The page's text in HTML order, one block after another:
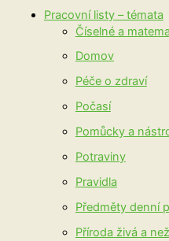
Pracovní listy – témata
Číselné a
Domov
Péče o zdraví
Počasí
Pomůcky a
Potraviny
Pravidla
Předměty denní
Příroda živá a